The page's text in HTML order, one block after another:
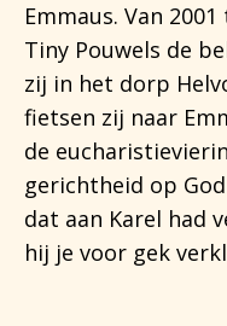
Emmaus. Van
Tiny Pouwels de
zij in het dorp
fietsen zij naar
de
gerichtheid op
dat aan Karel had
hij je voor gek